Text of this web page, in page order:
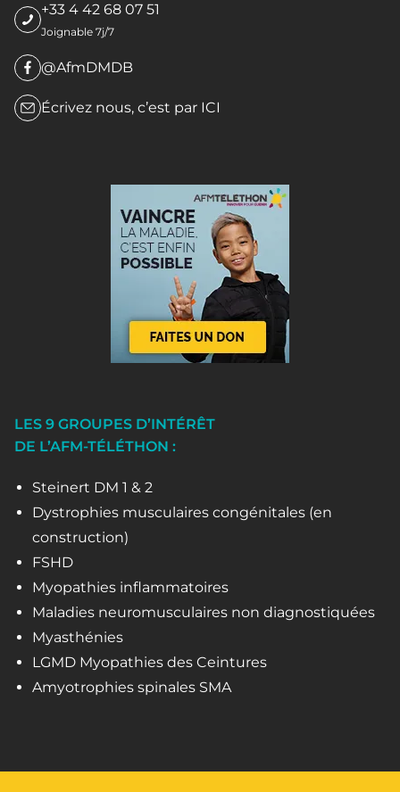
+33 4 42 68 07 51
Joignable 7j/7
@AfmDMDB
Écrivez nous, c’est par ICI
LES 9 GROUPES D’INTÉRÊT
DE L’AFM-TÉLÉTHON :
Steinert DM 1 & 2
Dystrophies musculaires congénitales (en
construction)
FSHD
Myopathies inflammatoires
Maladies neuromusculaires non diagnostiquées
Myasthénies
LGMD Myopathies des Ceintures
Amyotrophies spinales SMA